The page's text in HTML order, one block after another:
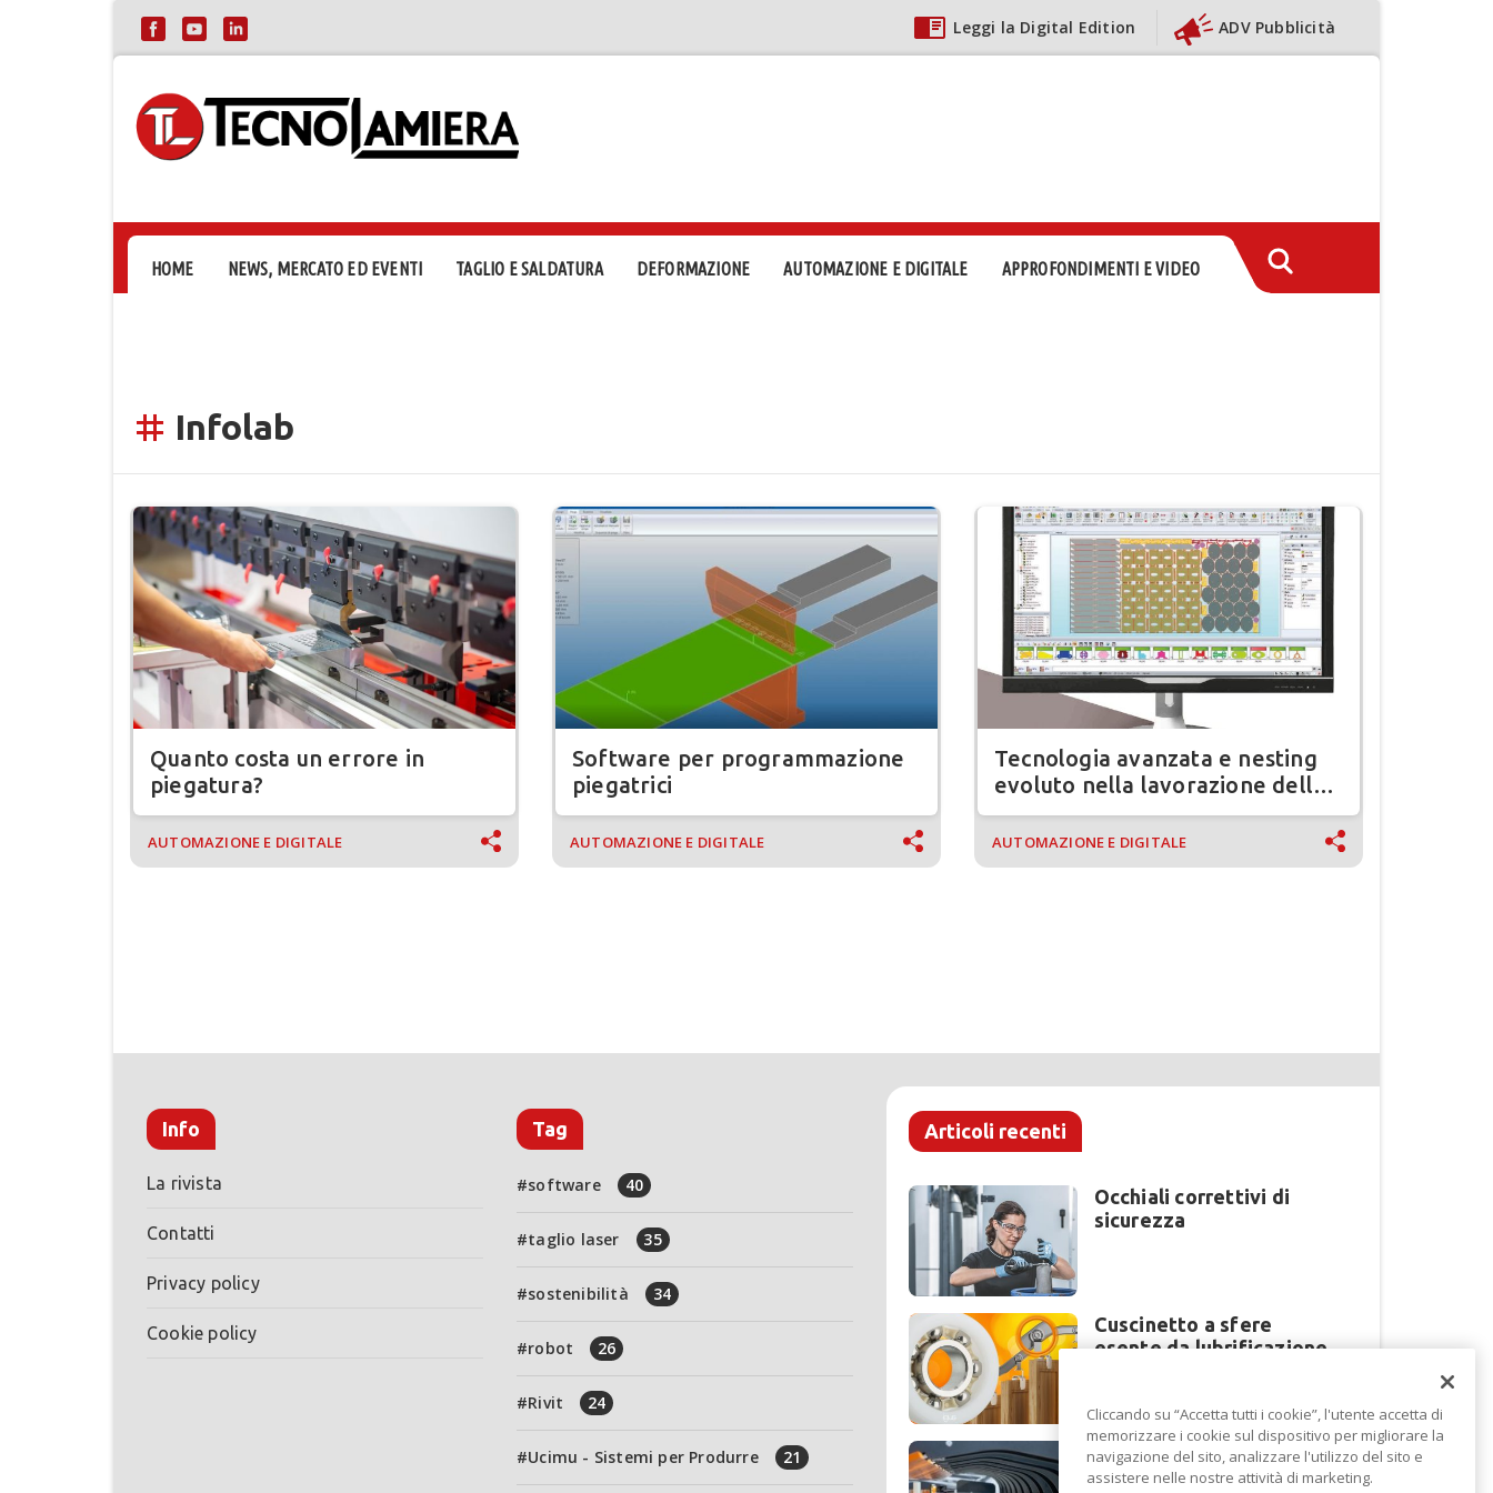
Leggi la Digital Edition ADV Pubblicità
HOME NEWS, MERCATO ED EVENTI TAGLIO E SALDATURA DEFORMAZIONE AUTOMAZIONE E DIGITALE APPROFONDIMENTI E VIDEO
tag Infolab
Quanto costa un errore in
piegatura?
AUTOMAZIONE E DIGITALE
Software per programmazione
piegatrici
AUTOMAZIONE E DIGITALE
Tecnologia avanzata e nesting
evoluto nella lavorazione della
lamiera
AUTOMAZIONE E DIGITALE
Info
La rivista
Contatti
Privacy policy
Cookie policy
Tag
software 40
taglio laser 35
sostenibilità 34
robot 26
Rivit 24
Ucimu - Sistemi per Produrre 21
Articoli recenti
Occhiali correttivi di
sicurezza
Cuscinetto a sfere
esente da lubrificazione
Perché la lavorazione
lamiera cambia modello
Cliccando su “Accetta tutti i cookie”, l'utente accetta di
memorizzare i cookie sul dispositivo per migliorare la
navigazione del sito, analizzare l'utilizzo del sito e
assistere nelle nostre attività di marketing.